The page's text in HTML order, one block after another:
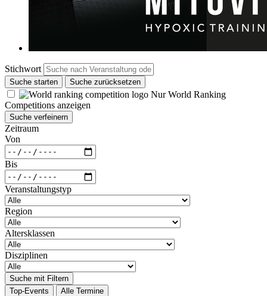
Stichwort
Suche starten Suche zurücksetzen
Nur World Ranking
Competitions anzeigen
Suche verfeinern
Zeitraum
Von
Bis
Veranstaltungstyp
Region
Altersklassen
Disziplinen
Suche mit Filtern
Top-Events
Alle Termine